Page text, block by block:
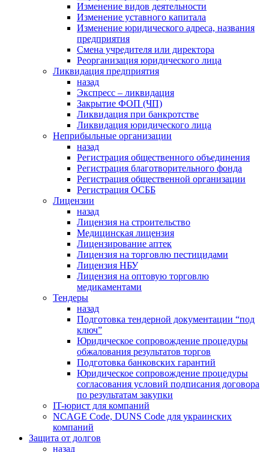
Изменение видов деятельности
Изменение уставного капитала
Изменение юридического адреса, названия
предприятия
Смена учредителя или директора
Реорганизация юридического лица
Ликвидация предприятия
назад
Экспресс – ликвидация
Закрытие ФОП (ЧП)
Ликвидация при банкротстве
Ликвидация юридического лица
Неприбыльные организации
назад
Регистрация общественного объединения
Регистрация благотворительного фонда
Регистрация общественной организации
Регистрация ОСББ
Лицензии
назад
Лицензия на строительство
Медицинская лицензия
Лицензирование аптек
Лицензия на торговлю пестицидами
Лицензия НБУ
Лицензия на оптовую торговлю
медикаментами
Тендеры
назад
Подготовка тендерной документации “под
ключ”
Юридическое сопровождение процедуры
обжалования результатов торгов
Подготовка банковских гарантий
Юридическое сопровождение процедуры
согласования условий подписания договора
по результатам закупки
IT-юрист для компаний
NCAGE Code, DUNS Code для украинских
компаний
Защита от долгов
назад